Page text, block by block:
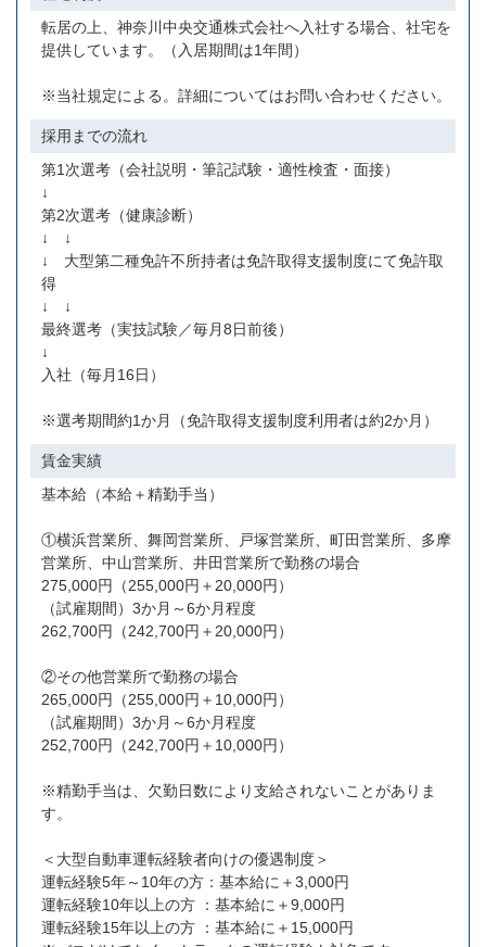
転居の上、神奈川中央交通株式会社へ入社する場合、社宅を
提供しています。（入居期間は1年間）
※当社規定による。詳細についてはお問い合わせください。
採用までの流れ
第1次選考（会社説明・筆記試験・適性検査・面接）
↓
第2次選考（健康診断）
↓ ↓
↓ 大型第二種免許不所持者は免許取得支援制度にて免許取
得
↓ ↓
最終選考（実技試験／毎月8日前後）
↓
入社（毎月16日）
※選考期間約1か月（免許取得支援制度利用者は約2か月）
賃金実績
基本給（本給＋精勤手当）
①横浜営業所、舞岡営業所、戸塚営業所、町田営業所、多摩
営業所、中山営業所、井田営業所で勤務の場合
275,000円（255,000円＋20,000円）
（試雇期間）3か月～6か月程度
262,700円（242,700円＋20,000円）
②その他営業所で勤務の場合
265,000円（255,000円＋10,000円）
（試雇期間）3か月～6か月程度
252,700円（242,700円＋10,000円）
※精勤手当は、欠勤日数により支給されないことがありま
す。
＜大型自動車運転経験者向けの優遇制度＞
運転経験5年～10年の方：基本給に＋3,000円
運転経験10年以上の方 ：基本給に＋9,000円
運転経験15年以上の方 ：基本給に＋15,000円